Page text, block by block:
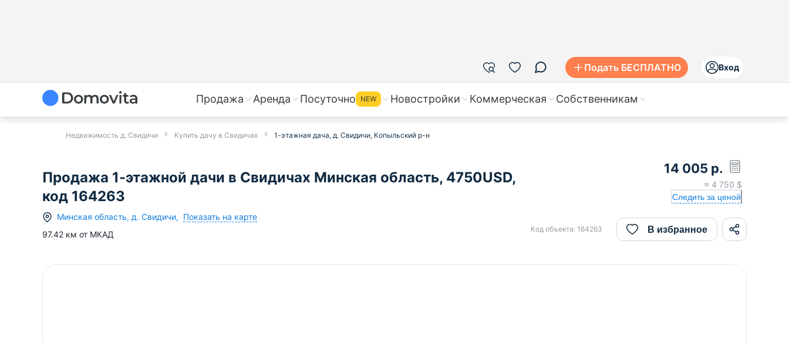
Подать БЕСПЛАТНО Вход
Продажа Аренда Посуточно NEW Новостройки Коммерческая Собственникам
Недвижимость д. Свидичи Купить дачу в Свидичах 1-этажная дача, д. Свидичи, Копыльский р-н
Продажа 1-этажной дачи в Свидичах Минская область, 4750USD,
код 164263
Минская область, д. Свидичи, Показать на карте
97.42 км от МКАД
14 005 р.
≈ 4 750 $
Следить за ценой
Код объекта: 164263 В избранное